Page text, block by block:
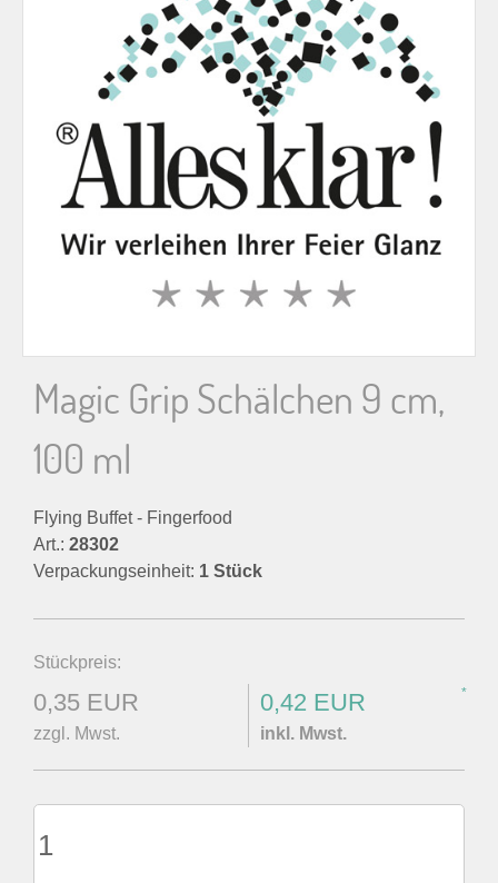
a
h
Magic Grip Schälchen 9 cm,
100 ml
Flying Buffet - Fingerfood
Art.: 28302
Verpackungseinheit: 1 Stück
Stückpreis:
0,35 EUR
zzgl. Mwst.
0,42 EUR *
inkl. Mwst.